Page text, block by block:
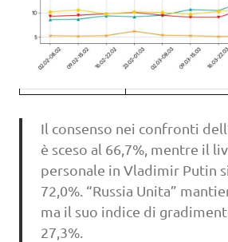
Il consenso nei confronti
è sceso al 66,7%, mentre il
personale in Vladimir Putin
72,0%. “Russia Unita”
ma il suo indice di
27,3%.